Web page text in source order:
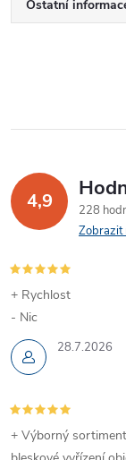
Ostatní
4,9
228
Zobrazit
28.7.2026
+ Rychlost
- Nic
+ Výborný